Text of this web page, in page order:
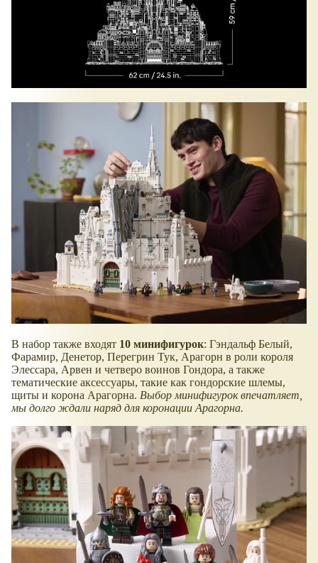
В набор также входят 10 минифигурок: Гэндальф Белый,
Фарамир, Денетор, Перегрин Тук, Арагорн в роли короля
Элессара, Арвен и четверо воинов Гондора, а также
тематические аксессуары, такие как гондорские шлемы,
щиты и корона Арагорна. Выбор минифигурок впечатляет,
мы долго ждали наряд для коронации Арагорна.